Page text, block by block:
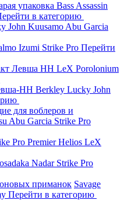
упаковка Bass Assassin
в категорию
John Kuusamo Abu Garcia
Izumi Strike Pro Перейти
Левша НН LeX Porolonium
НН Berkley Lucky John
для воблеров и
Abu Garcia Strike Pro
Pro PremierHelios LeX
Nadar Strike Pro
приманок Savage
Перейти в категорию